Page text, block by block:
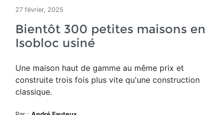
27 février, 2025
Bientôt 300 petites maisons en
Isobloc usiné
Une maison haut de gamme au même prix et
construite trois fois plus vite qu'une construction
classique.